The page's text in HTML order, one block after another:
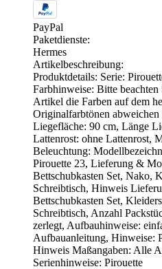
PayPal
Paketdienste:
Hermes
Artikelbeschreibung:
Produktdetails: Serie:
Farbhinweise: Bitte
Artikel die Farben auf dem
Originalfarbtönen
Liegefläche: 90 cm, Länge
Lattenrost: ohne Lattenrost,
Beleuchtung:
Pirouette 23, Lieferung &
Bettschubkasten Set, Nako,
Schreibtisch, Hinweis
Bettschubkasten Set,
Schreibtisch, Anzahl
zerlegt, Aufbauhinweise:
Aufbauanleitung, Hinweise:
Hinweis Maßangaben: Alle
Serienhinweise: Pirouette